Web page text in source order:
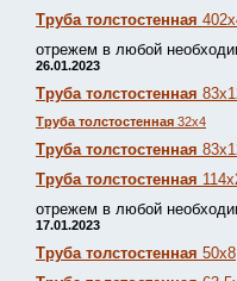
Труба толстостенная
отрежем в любой
26.01.2023
Труба толстостенная
Труба толстостенная 32х4
Труба толстостенная
Труба толстостенная
отрежем в любой
17.01.2023
Труба толстостенная 50х8